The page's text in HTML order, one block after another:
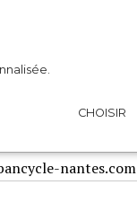
nantes.com
CHOISIR